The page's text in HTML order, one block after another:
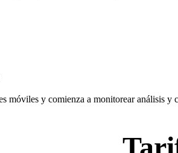
móviles y comienza a monitorear análisis y